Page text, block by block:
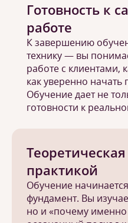
практикой
Обучение
фундамент. Вы
но и «почему именно
Готовность к
работе
К завершению
технику — вы
работе с клиентами,
как уверенно
Обучение дает не
готовности к